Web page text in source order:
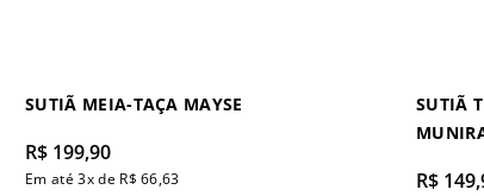
SUTIÃ MEIA-TAÇA MAYSE
R$ 199,90
Em até3x de R$ 66,63
SUTIÃ
R$ 149,